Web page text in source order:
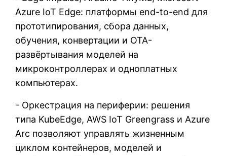
Azure IoT Edge: платформы end-to-end для
прототипирования, сбора данных,
обучения, конвертации и OTA-
развёртывания моделей на
микроконтроллерах и одноплатных
компьютерах.
- Оркестрация на периферии: решения
типа KubeEdge, AWS IoT Greengrass и Azure
Arc позволяют управлять жизненным
циклом контейнеров, моделей и